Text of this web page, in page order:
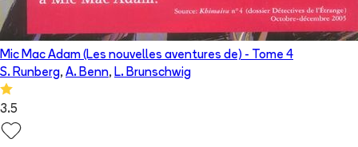
Mic Mac Adam (Les nouvelles aventures de) - Tome 4
S. Runberg, A. Benn, L. Brunschwig
3.5